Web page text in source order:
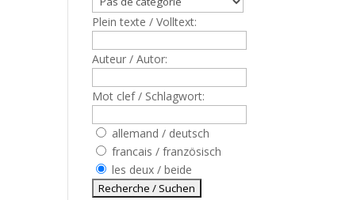
Plein texte / Volltext:
Auteur / Autor:
Mot clef / Schlagwort:
allemand / deutsch
francais / französisch
les deux / beide